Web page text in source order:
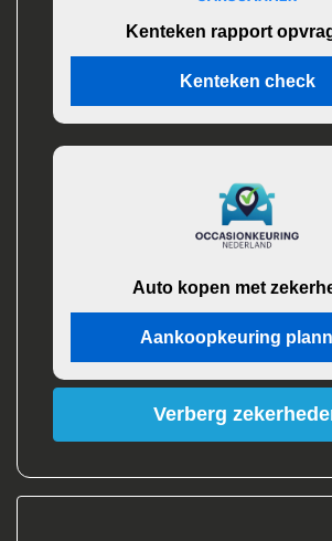
Kenteken rapport
Kenteken check
Auto kopen met
Aankoopkeuring
Verberg